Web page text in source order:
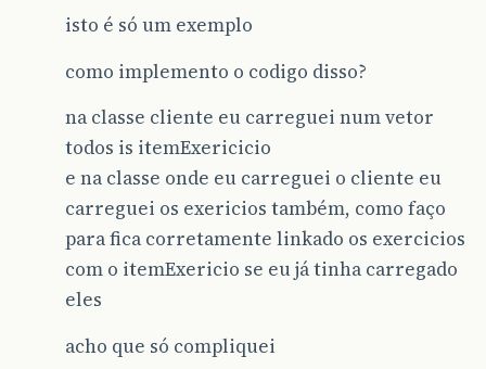
isto é só um exemplo
como implemento o codigo disso?
na classe cliente eu carreguei num vetor
todos is itemExericicio
e na classe onde eu carreguei o cliente eu
carreguei os exericios também, como faço
para fica corretamente linkado os exercicios
com o itemExericio se eu já tinha carregado
eles
acho que só compliquei